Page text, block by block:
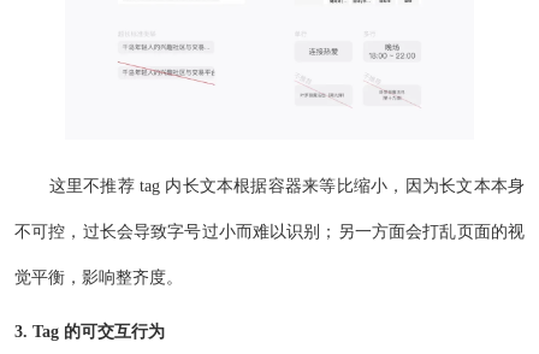
这里不推荐 tag 内长文本根据容器来等比缩小，因为长文本本身
不可控，过长会导致字号过小而难以识别；另一方面会打乱页面的视
觉平衡，影响整齐度。
3. Tag 的可交互行为